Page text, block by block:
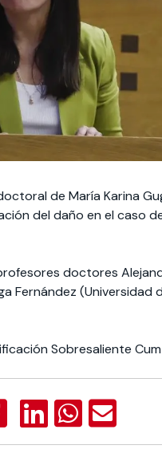
de María Karina
del daño en el caso
doctores
Fernández (Universidad
Sobresaliente